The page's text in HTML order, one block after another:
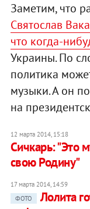
Заметим, что
Святослав
что когда-
Украины. По
политика
музыки. А он
на
12 марта 2014, 15:18
Сичкарь: "Это
свою Родину"
17 марта 2014, 14:59
ФОТО
Лолита